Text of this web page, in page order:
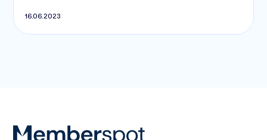
spannenden Anwendungsfällen. Los geht's! 😍
16.06.2023